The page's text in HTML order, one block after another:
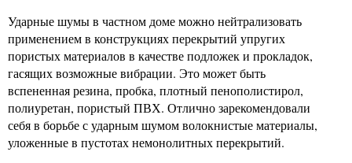
Ударные шумы в частном доме можно нейтрализовать
применением в конструкциях перекрытий упругих
пористых материалов в качестве подложек и прокладок,
гасящих возможные вибрации. Это может быть
вспененная резина, пробка, плотный пенополистирол,
полиуретан, пористый ПВХ. Отлично зарекомендовали
себя в борьбе с ударным шумом волокнистые материалы,
уложенные в пустотах немонолитных перекрытий.